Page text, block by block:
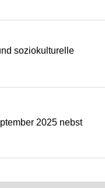
soziokulturelle
2025 nebst